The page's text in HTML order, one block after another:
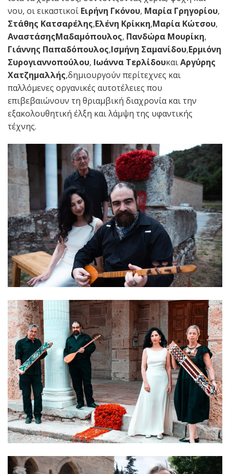
νου, οι εικαστικοί Ειρήνη Γκόνου, Μαρία Γρηγορίου,
Στάθης Κατσαρέλης,Ελένη Κρίκκη,Μαρία Κώτσου,
ΑναστάσηςΜαδαμόπουλος, Πανδώρα Μουρίκη,
Γιάννης Παπαδόπουλος,Ισμήνη Σαμανίδου,Ερμιόνη
Συρογιαννοπούλου, Ιωάννα ΤερλίδουκαιΑργύρης
Χατζημαλλής,δημιουργούν περίτεχνες και
παλλόμενες οργανικές αυτοτέλειες που
επιβεβαιώνουν τη θριαμβική διαχρονία και την
εξακολουθητική έλξη και λάμψη της υφαντικής
τέχνης.